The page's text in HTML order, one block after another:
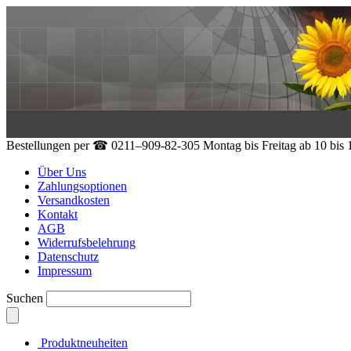
Bestellungen per ☎ 0211–909-82-305 Montag bis Freitag ab 10 bis
Über Uns
Zahlungsoptionen
Versandkosten
Kontakt
AGB
Widerrufsbelehrung
Datenschutz
Impressum
Suchen
Produktneuheiten